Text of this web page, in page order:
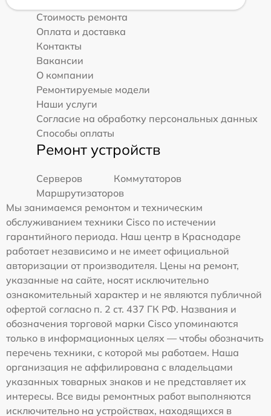
Стоимость ремонта
Оплата и доставка
Контакты
Вакансии
О компании
Ремонтируемые модели
Наши услуги
Согласие на обработку персональных данных
Способы оплаты
Ремонт устройств
Серверов
Коммутаторов
Маршрутизаторов
Мы занимаемся ремонтом и техническим
обслуживанием техники Cisco по истечении
гарантийного периода. Наш центр в Краснодаре
работает независимо и не имеет официальной
авторизации от производителя. Цены на ремонт,
указанные на сайте, носят исключительно
ознакомительный характер и не являются публичной
офертой согласно п. 2 ст. 437 ГК РФ. Названия и
обозначения торговой марки Cisco упоминаются
только в информационных целях — чтобы обозначить
перечень техники, с которой мы работаем. Наша
организация не аффилирована с владельцами
указанных товарных знаков и не представляет их
интересы. Все виды ремонтных работ выполняются
исключительно на устройствах, находящихся в